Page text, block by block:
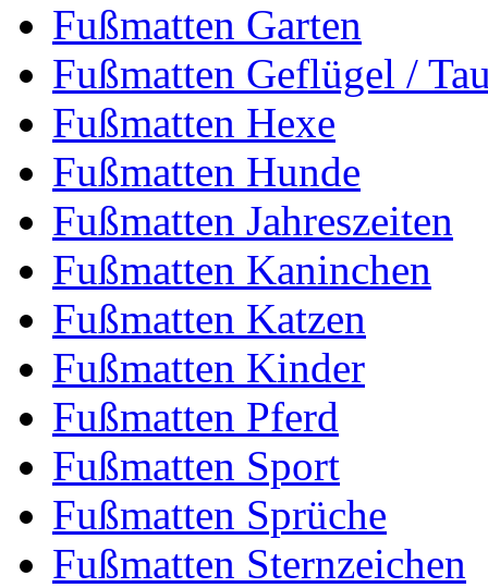
Fußmatten Garten
Fußmatten Geflügel /
Fußmatten Hexe
Fußmatten Hunde
Fußmatten Jahreszeiten
Fußmatten Kaninchen
Fußmatten Katzen
Fußmatten Kinder
Fußmatten Pferd
Fußmatten Sport
Fußmatten Sprüche
Fußmatten Sternzeichen